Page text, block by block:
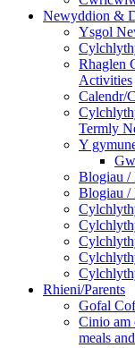
Newyddion &
Ysgol
Rhaglen
Activities
Calendr/
Termly
Y
Blogiau /
Blogiau /
Rhieni/Parents
Gofal
Cinio am
meals